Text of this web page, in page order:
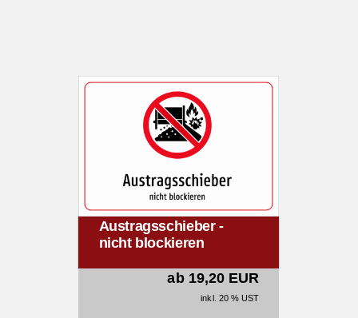
Austragsschieber -
nicht blockieren
ab 19,20 EUR
inkl. 20 % UST